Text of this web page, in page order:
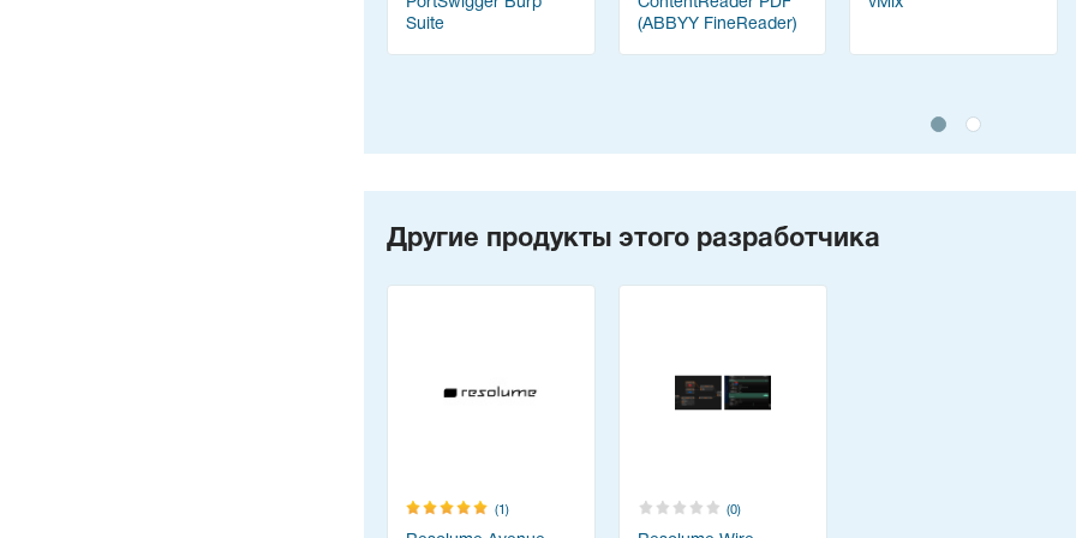
Suite
(ABBYY FineReader)
Другие продукты этого разработчика
(1) (0)